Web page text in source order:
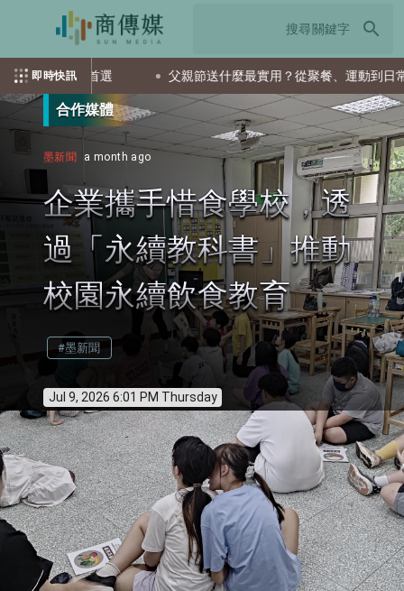
search
即時快訊
是首選 父親節送什麼最實用？從聚餐、運動到日常營養 4種送
合作媒體
墨新聞 a month ago
企業攜手惜食學校，透
過「永續教科書」推動
校園永續飲食教育
#墨新聞
Jul 9, 2026 6:01 PM Thursday